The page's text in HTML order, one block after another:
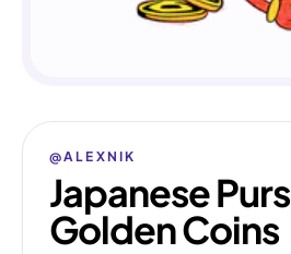
@ALEXNIK
Japanese
Golden Coins